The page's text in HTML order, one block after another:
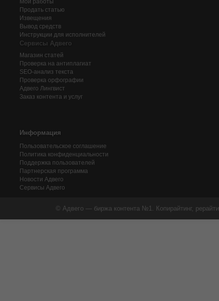
Мои работы
Продать статью
Извещения
Вывод средств
Инструкции для исполнителей
Сервисы Адвего
Магазин статей
Проверка на антиплагиат
SEO-анализ текста
Проверка орфографии
Адвего Лингвист
Заказ контента и услуг
Информация
Пользовательское соглашение
Политика конфиденциальности
Поддержка пользователей
Партнерская программа
Новости Адвего
Сервисы Адвего
© Адвего — биржа контента №1. Копирайтинг,